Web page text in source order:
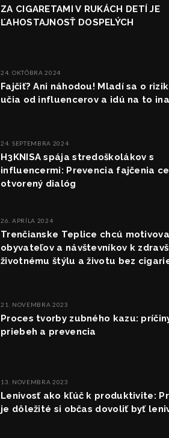
ZA CIGARETAMI V RUKÁCH DETÍ JE
ĽAHOSTAJNOSŤ DOSPELÝCH
24. OKTÓBRA 2024
Fajčiť? Ani náhodou! Mladí sa o
učia od influencerov a idú na to
24. SEPTEMBRA 2024
H3KNISA spája stredoškolákov s
influencermi: Prevencia fajčenia
otvorený dialóg
26. APRÍLA 2024
Trenčianske Teplice chcú
obyvateľov a návštevníkov k
životnému štýlu a životu bez
21. NOVEMBRA 2023
Proces tvorby zubného kazu:
priebeh a prevencia
13. NOVEMBRA 2023
Lenivosť ako kľúč k produktivite:
je dôležité si občas dovoliť byť